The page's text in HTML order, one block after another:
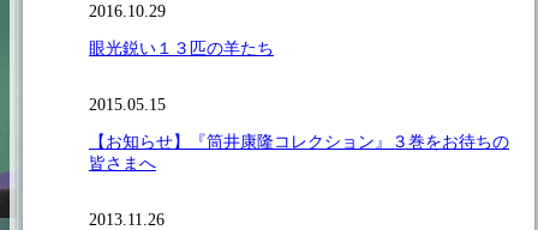
2016.10.29
眼光鋭い１３匹の羊たち
2015.05.15
【お知らせ】『筒井康隆コレクション』３巻をお待ちの
皆さまへ
2013.11.26